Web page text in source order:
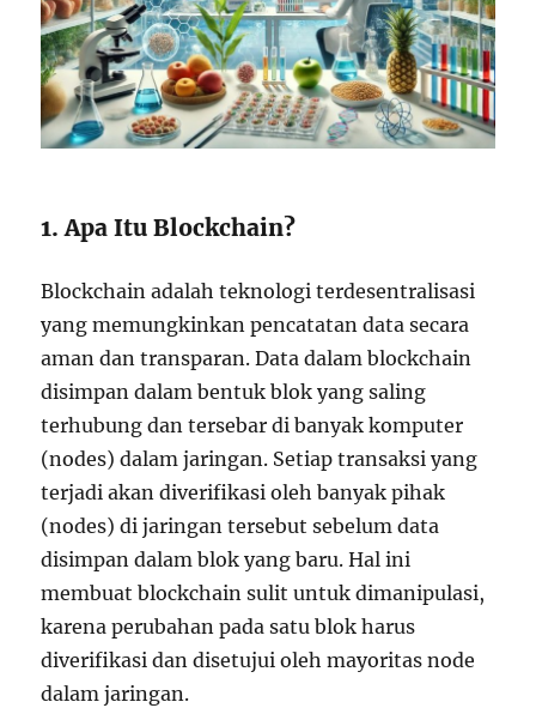
1. Apa Itu Blockchain?
Blockchain adalah teknologi terdesentralisasi
yang memungkinkan pencatatan data secara
aman dan transparan. Data dalam blockchain
disimpan dalam bentuk blok yang saling
terhubung dan tersebar di banyak komputer
(nodes) dalam jaringan. Setiap transaksi yang
terjadi akan diverifikasi oleh banyak pihak
(nodes) di jaringan tersebut sebelum data
disimpan dalam blok yang baru. Hal ini
membuat blockchain sulit untuk dimanipulasi,
karena perubahan pada satu blok harus
diverifikasi dan disetujui oleh mayoritas node
dalam jaringan.